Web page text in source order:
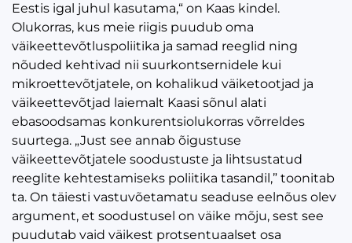
Eestis igal juhul kasutama,“ on Kaas kindel.
Olukorras, kus meie riigis puudub oma
väikeettevõtluspoliitika ja samad reeglid ning
nõuded kehtivad nii suurkontsernidele kui
mikroettevõtjatele, on kohalikud väiketootjad ja
väikeettevõtjad laiemalt Kaasi sõnul alati
ebasoodsamas konkurentsiolukorras võrreldes
suurtega. „Just see annab õigustuse
väikeettevõtjatele soodustuste ja lihtsustatud
reeglite kehtestamiseks poliitika tasandil,” toonitab
ta. On täiesti vastuvõetamatu seaduse eelnõus olev
argument, et soodustusel on väike mõju, sest see
puudutab vaid väikest protsentuaalset osa